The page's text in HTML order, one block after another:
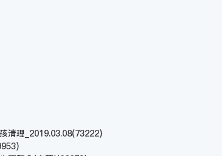
清理_2019.03.08(73222)